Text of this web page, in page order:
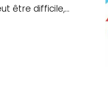
être difficile,…